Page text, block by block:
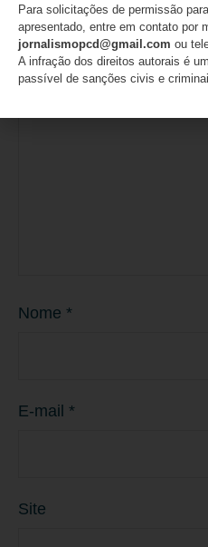
O seu endereço de e-mail não
obrigatórios são marcados com *
Comentário*
Nome *
E-mail *
Site
Para solicitações de permissão
apresentado, entre em contato por
jornalismopcd@gmail.com ou
A infração dos direitos autorais é
passível de sanções civis e